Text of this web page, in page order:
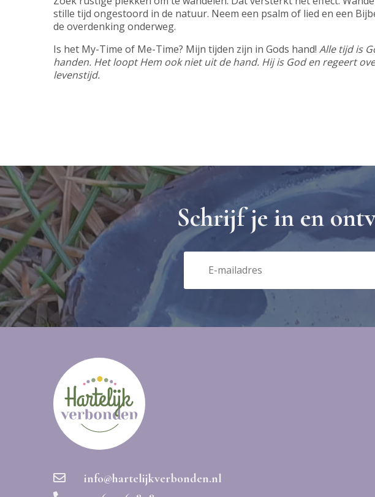
stille tijd ongestoord in de natuur. Neem een psalm of lied en een
de overdenking onderweg.
Is het My-Time of Me-Time? Mijn tijden zijn in Gods hand! Alle tijd is
handen. Het loopt Hem ook niet uit de hand. Hij is God en regeert
levenstijd.
Schrijf je in en
info@hartelijkverbonden.nl